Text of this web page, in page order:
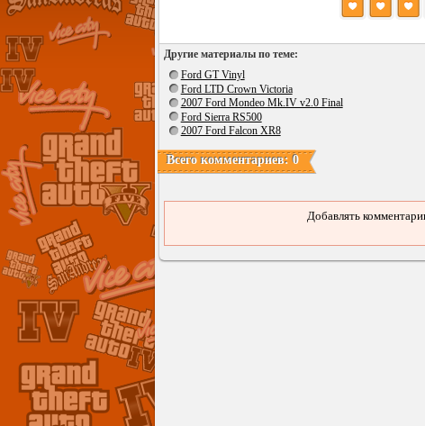
Другие материалы по теме:
Ford GT Vinyl
Ford LTD Crown Victoria
2007 Ford Mondeo Mk.IV v2.0 Final
Ford Sierra RS500
2007 Ford Falcon XR8
Всего комментариев: 0
Добавлять